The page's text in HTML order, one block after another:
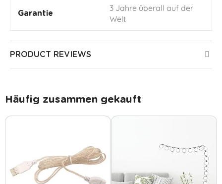
Garantie
3 Jahre überall auf der
Welt
PRODUCT REVIEWS
Häufig zusammen gekauft